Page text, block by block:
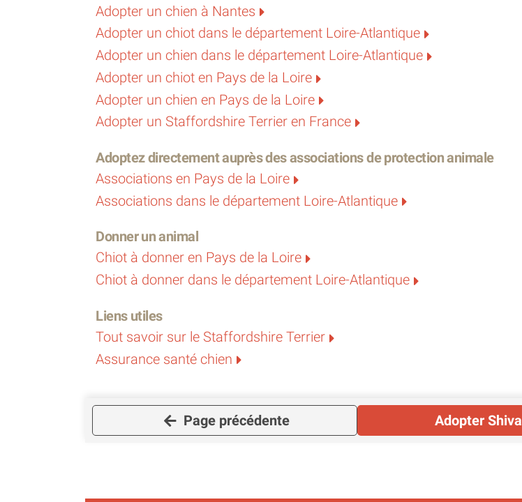
Adopter un chien à Nantes
Adopter un chiot dans le département Loire-Atlantique
Adopter un chien dans le département Loire-Atlantique
Adopter un chiot en Pays de la Loire
Adopter un chien en Pays de la Loire
Adopter un Staffordshire Terrier en France
Adoptez directement auprès des associations de protection animale
Associations en Pays de la Loire
Associations dans le département Loire-Atlantique
Donner un animal
Chiot à donner en Pays de la Loire
Chiot à donner dans le département Loire-Atlantique
Liens utiles
Tout savoir sur le Staffordshire Terrier
Assurance santé chien
Page précédente Adopter Shiva